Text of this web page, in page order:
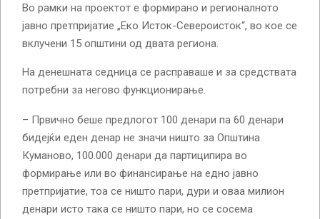
Во рамки на проектот е формирано и регионалното
јавно претпријатие „Еко Исток-Североисток“, во кое се
вклучени 15 општини од двата региона.
На денешната седница се расправаше и за средствата
потребни за негово функционирање.
– Првично беше предлогот 100 денари па 60 денари
бидејќи еден денар не значи ништо за Општина
Куманово, 100.000 денари да партиципира во
формирање или во финансирање на едно јавно
претпријатие, тоа се ништо пари, дури и оваа милион
денари исто така се ништо пари, но се сосема